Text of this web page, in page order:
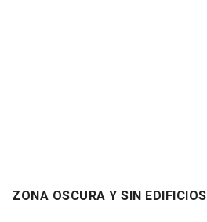
ZONA OSCURA Y SIN EDIFICIOS